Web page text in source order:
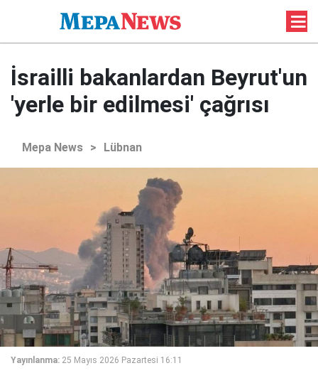
İsrailli bakanlardan Beyrut'un
'yerle bir edilmesi' çağrısı
Mepa News > Lübnan
Yayınlanma: 25 Mayıs 2026 Pazartesi 16:11